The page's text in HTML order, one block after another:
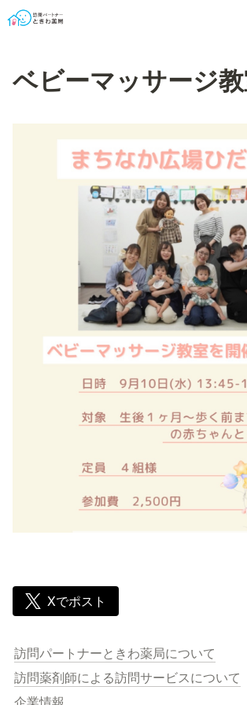
ベビーマッサージ
Xでポスト
訪問パートナーときわ薬局について
訪問薬剤師による訪問サービスについて